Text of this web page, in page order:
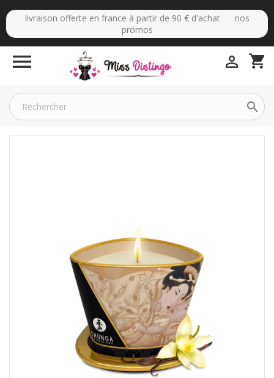
livraison offerte en france à partir de 90 € d'achat nos
promos
 shopping_cart

